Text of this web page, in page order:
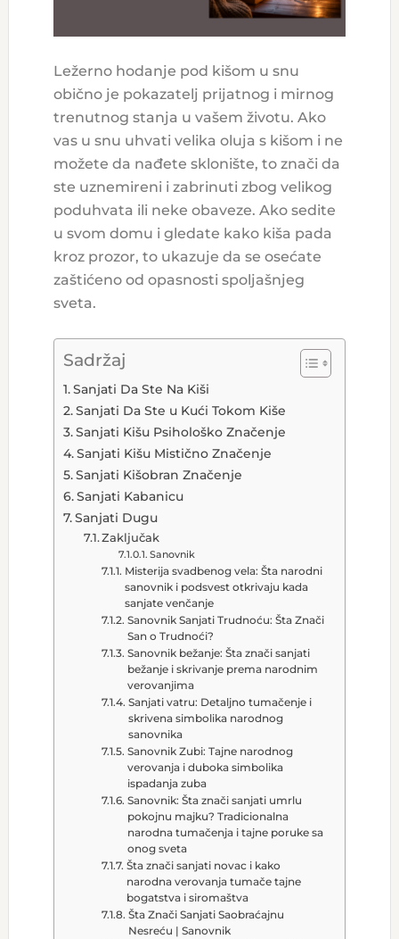
Ležerno hodanje pod kišom u snu
obično je pokazatelj prijatnog i mirnog
trenutnog stanja u vašem životu. Ako
vas u snu uhvati velika oluja s kišom i ne
možete da nađete sklonište, to znači da
ste uznemireni i zabrinuti zbog velikog
poduhvata ili neke obaveze. Ako sedite
u svom domu i gledate kako kiša pada
kroz prozor, to ukazuje da se osećate
zaštićeno od opasnosti spoljašnjeg
sveta.
Sadržaj
Sanjati Da Ste Na Kiši
Sanjati Da Ste u Kući Tokom Kiše
Sanjati Kišu Psihološko Značenje
Sanjati Kišu Mistično Značenje
Sanjati Kišobran Značenje
Sanjati Kabanicu
Sanjati Dugu
Zaključak
Sanovnik
Misterija svadbenog vela: Šta narodni
sanovnik i podsvest otkrivaju kada
sanjate venčanje
Sanovnik Sanjati Trudnoću: Šta Znači
San o Trudnoći?
Sanovnik bežanje: Šta znači sanjati
bežanje i skrivanje prema narodnim
verovanjima
Sanjati vatru: Detaljno tumačenje i
skrivena simbolika narodnog
sanovnika
Sanovnik Zubi: Tajne narodnog
verovanja i duboka simbolika
ispadanja zuba
Sanovnik: Šta znači sanjati umrlu
pokojnu majku? Tradicionalna
narodna tumačenja i tajne poruke sa
onog sveta
Šta znači sanjati novac i kako
narodna verovanja tumače tajne
bogatstva i siromaštva
Šta Znači Sanjati Saobraćajnu
Nesreću | Sanovnik